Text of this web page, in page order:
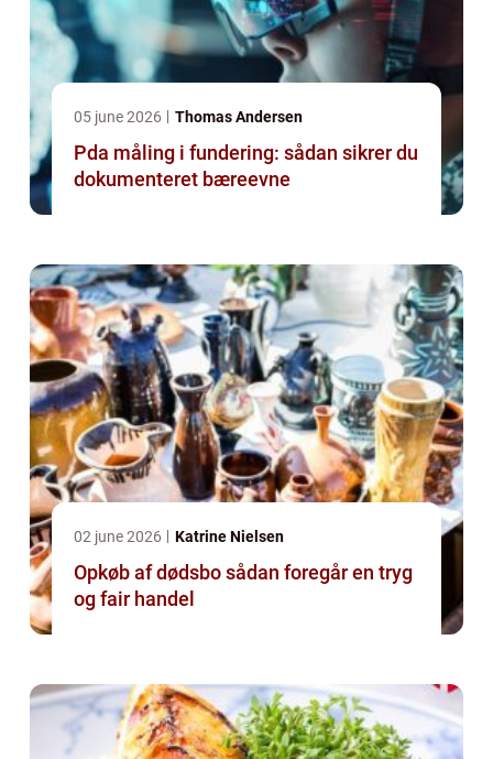
05 june 2026 Thomas Andersen
Pda måling i fundering: sådan sikrer du
dokumenteret bæreevne
02 june 2026 Katrine Nielsen
Opkøb af dødsbo sådan foregår en tryg
og fair handel